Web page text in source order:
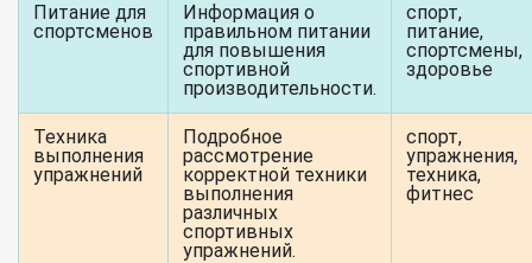
Питание для
спортсменов
Информация о
правильном питании
для повышения
спортивной
производительности.
спорт,
питание,
спортсмены,
здоровье
Техника
выполнения
упражнений
Подробное
рассмотрение
корректной техники
выполнения
различных
спортивных
упражнений.
спорт,
упражнения,
техника,
фитнес